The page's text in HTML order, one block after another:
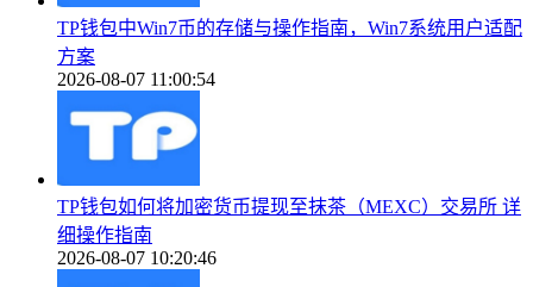
TP钱包中Win7币的存储与操作指南，Win7系统用户适配
方案
2026-08-07 11:00:54
TP钱包如何将加密货币提现至抹茶（MEXC）交易所 详
细操作指南
2026-08-07 10:20:46